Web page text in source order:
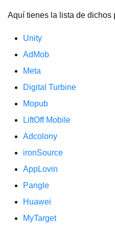
Aquí tienes la lista de dichos
Unity
AdMob
Meta
Digital Turbine
Mopub
LiftOff Mobile
Adcolony
ironSource
AppLovin
Pangle
Huawei
MyTarget